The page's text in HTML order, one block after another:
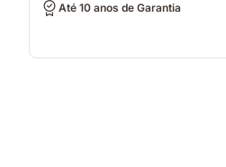
Até 10 anos de Garantia